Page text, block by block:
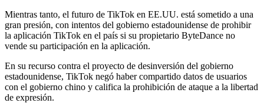
Mientras tanto, el futuro de TikTok en EE.UU. está sometido a una
gran presión, con intentos del gobierno estadounidense de prohibir
la aplicación TikTok en el país si su propietario ByteDance no
vende su participación en la aplicación.
En su recurso contra el proyecto de desinversión del gobierno
estadounidense, TikTok negó haber compartido datos de usuarios
con el gobierno chino y califica la prohibición de ataque a la libertad
de expresión.